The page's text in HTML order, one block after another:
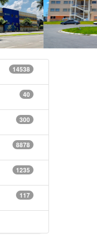
14538
40
300
8878
1235
117